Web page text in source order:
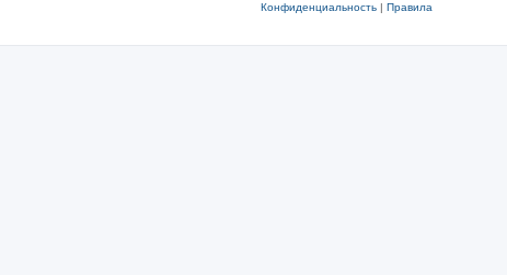
Конфиденциальность| Правила